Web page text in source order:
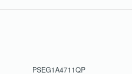
PSEG1A4711QP